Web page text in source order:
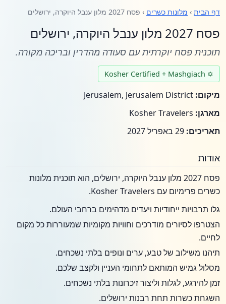
דף הבית › מלונות כשרים › פסח 2027 מלון ענבל היוקרה, ירושלים
פסח 2027 מלון ענבל היוקרה, ירושלים
תוכנית פסח יוקרתית עם סעודה מהדרין ובריכה מקורה.
✡ Kosher Certified + Mashgiach
מיקום:
מארגן:
תאריכים:
אודות
פסח 2027 מלון ענבל היוקרה, ירושלים, הוא תוכנית מלונות
כשרים פרימיום עם Kosher Travelers.
גלו תרבויות ייחודיות ויעדים מדהימים ברחבי העולם.
הצטרפו לסיורים מודרכים וחוויות מקומיות שמעוררות כל מקום
לחיים.
תיהנו משילוב של טבע, ערים ונופים בלתי נשכחים.
מסלול גמיש המותאם לתחומי העניין ולקצב שלכם.
זמן להירגע, לגלות וליצור זיכרונות בלתי נשכחים.
השגחת כשרות תחת רבנות ירושלים.